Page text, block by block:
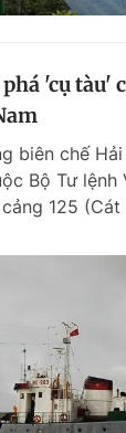
'cụ tàu'
biên chế
Bộ Tư lệnh
125 (Cát